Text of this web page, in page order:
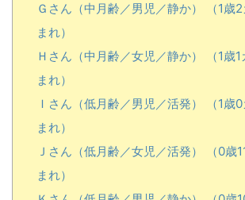
Ｇさん（中月齢／男児／静か） （1歳
まれ）
Ｈさん（中月齢／女児／静か） （1歳1
まれ）
Ｉさん（低月齢／男児／活発） （1歳
まれ）
Ｊさん（低月齢／女児／活発） （0歳
まれ）